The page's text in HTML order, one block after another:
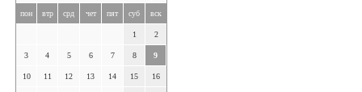
пон втр срд чет пят суб вск
1 2
3 4 5 6 7 8 9
10 11 12 13 14 15 16